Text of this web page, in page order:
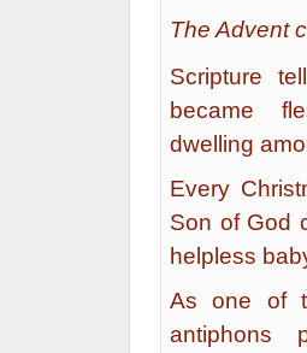
The Advent
Scripture
became
dwelling
Every
Son of God
helpless
As one of
anti­phons